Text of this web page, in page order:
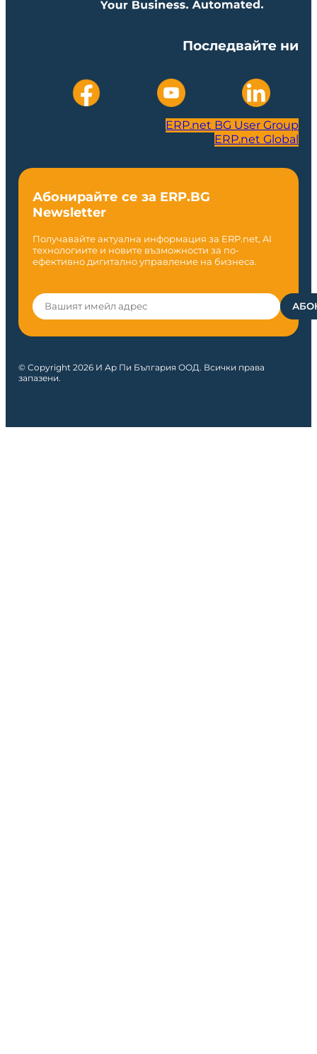
Последвайте ни
ERP.net BG User Group
ERP.net Global
Абонирайте се за ERP.BG
Newsletter
Получавайте актуална информация за ERP.net, AI
технологиите и новите възможности за по-
ефективно дигитално управление на бизнеса.
© Copyright 2026 И Ар Пи България ООД. Всички права
запазени.